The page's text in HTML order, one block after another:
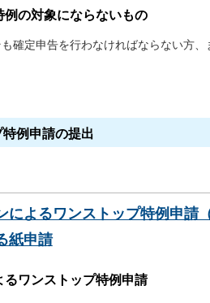
例の対象にならないもの
確定申告を行わなければならない方
例申請の提出
によるワンストップ特例申請
紙申請
るワンストップ特例申請